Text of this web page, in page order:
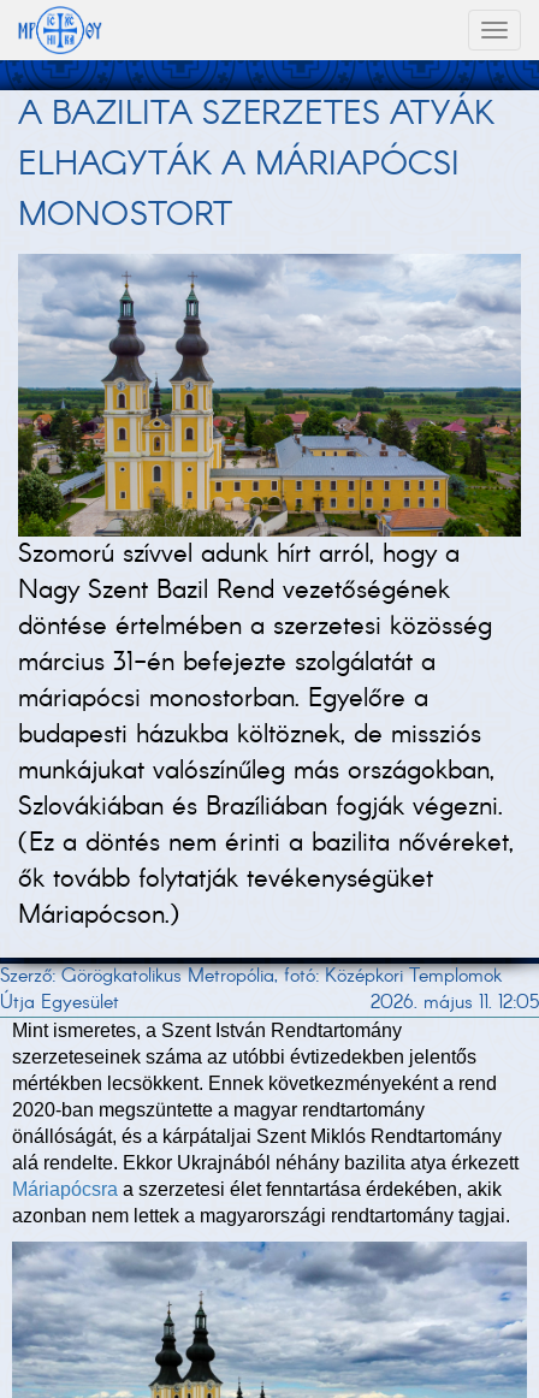
A BAZILITA SZERZETES ATYÁK
ELHAGYTÁK A MÁRIAPÓCSI
MONOSTORT
Szomorú szívvel adunk hírt arról, hogy a
Nagy Szent Bazil Rend vezetőségének
döntése értelmében a szerzetesi közösség
március 31-én befejezte szolgálatát a
máriapócsi monostorban. Egyelőre a
budapesti házukba költöznek, de missziós
munkájukat valószínűleg más országokban,
Szlovákiában és Brazíliában fogják végezni.
(Ez a döntés nem érinti a bazilita nővéreket,
ők tovább folytatják tevékenységüket
Máriapócson.)
Szerző: Görögkatolikus Metropólia, fotó: Középkori Templomok
Útja Egyesület
2026. május 11. 12:05
Mint ismeretes, a Szent István Rendtartomány
szerzeteseinek száma az utóbbi évtizedekben jelentős
mértékben lecsökkent. Ennek következményeként a rend
2020-ban megszüntette a magyar rendtartomány
önállóságát, és a kárpátaljai Szent Miklós Rendtartomány
alá rendelte. Ekkor Ukrajnából néhány bazilita atya érkezett
Máriapócsra a szerzetesi élet fenntartása érdekében, akik
azonban nem lettek a magyarországi rendtartomány tagjai.